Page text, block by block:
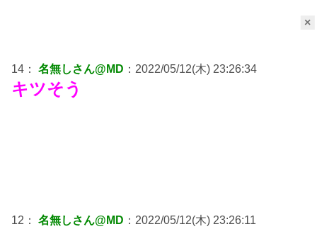
×
14： 名無しさん@MD ：2022/05/12(木) 23:26:34
キツそう
12： 名無しさん@MD ：2022/05/12(木) 23:26:11